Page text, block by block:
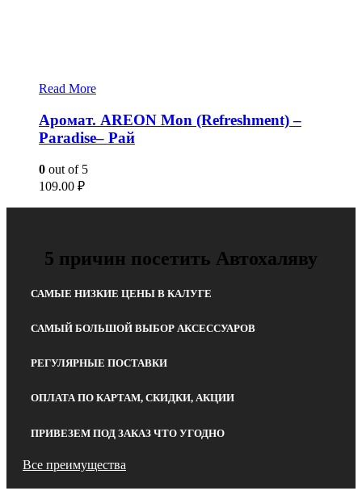
Read More
Аромат. AREON Mon (Refreshment) –
Paradise– Рай
0 out of 5
109.00 ₽
5 причин посетить Автохаляву
САМЫЕ НИЗКИЕ ЦЕНЫ В КАЛУГЕ
САМЫЙ БОЛЬШОЙ ВЫБОР АКСЕССУАРОВ
РЕГУЛЯРНЫЕ ПОСТАВКИ
ОПЛАТА ПО КАРТАМ, СКИДКИ, АКЦИИ
ПРИВЕЗЕМ ПОД ЗАКАЗ ЧТО УГОДНО
Все преимущества